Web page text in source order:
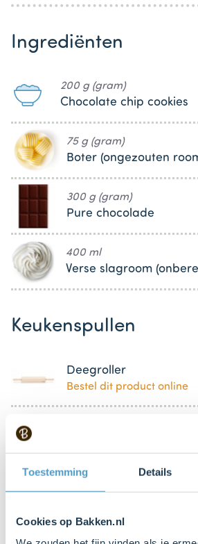
Toestemming Details
Cookies op Bakken.nl
Ingrediënten
200 g (gram)
Chocolate chip cookies
75 g (gram)
Boter (ongezouten
300 g (gram)
Pure chocolade
400 ml
Verse slagroom
Keukenspullen
Deegroller
Bestel dit product online
Bakpapier